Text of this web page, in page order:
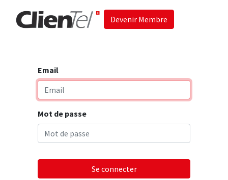
Devenir Membre
Email
Mot de passe
Se connecter